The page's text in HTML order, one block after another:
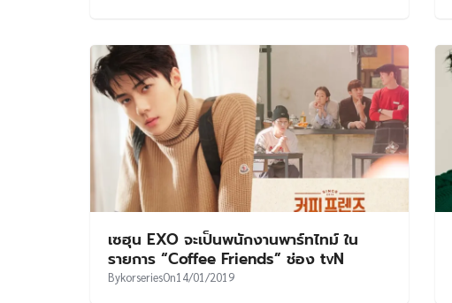
เซฮุน EXO จะเป็นพนักงานพาร์ทไทม์ ใน
รายการ “Coffee Friends” ช่อง tvN
BykorseriesOn14/01/2019